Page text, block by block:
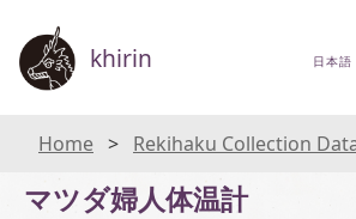
khirin 日本語
Home Rekihaku Collection Database (Collections Database of the
マツダ婦人体温計